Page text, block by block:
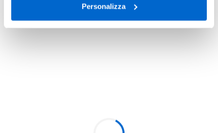
Personalizza